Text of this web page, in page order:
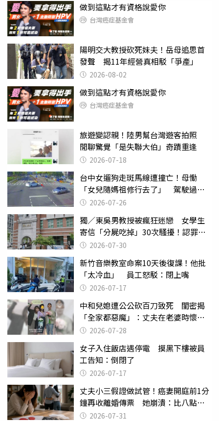
做到這點才有資格說愛你
台灣癌症基金會
陽明交大教授砍死妹夫！岳母追思首
發聲 揭11年經營真相駁「爭產」
2026-08-02
做到這點才有資格說愛你
台灣癌症基金會
旅遊變認親！陸男幫台灣遊客拍照
閒聊驚覺「是失聯大伯」奇蹟重逢
2026-07-18
台中女遛狗走斑馬線遭撞亡！母慟
「女兒隨媽祖修行去了」 駕駛過失
致死判9月
2026-07-26
獨／東吳男教授被瘋狂迷戀 女學生
寄信「分屍吃掉」30次騷擾！認罪免
關 2026-07-30
新竹音樂教室命案10天後復課！他批
「太冷血」 員工怒駁：閉上嘴
2026-07-17
中和兒媳遭公公砍百刀致死 閨密揭
「全家都惡魔」：丈夫在老婆時懷孕
摔東西
2026-07-28
女子入住飯店遇停電 摸黑下樓被員
工告知：倒閉了
2026-07-17
丈夫小三假證做試管！癌妻開庭前1分
鐘再收離婚傳票 她崩潰：比八點檔
還扯2026-07-31